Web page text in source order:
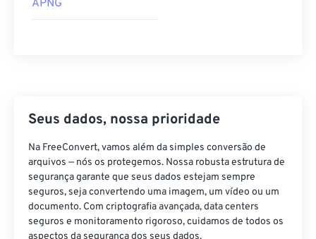
APNG
Seus dados, nossa prioridade
Na FreeConvert, vamos além da simples conversão de
arquivos — nós os protegemos. Nossa robusta estrutura de
segurança garante que seus dados estejam sempre
seguros, seja convertendo uma imagem, um vídeo ou um
documento. Com criptografia avançada, data centers
seguros e monitoramento rigoroso, cuidamos de todos os